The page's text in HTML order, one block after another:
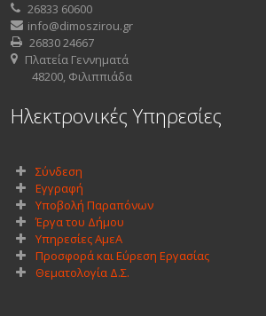
26833 60600
info@dimoszirou.gr
26830 24667
Πλατεία Γεννηματά
48200, Φιλιππιάδα
Ηλεκτρονικές Υπηρεσίες
Σύνδεση
Εγγραφή
Υποβολή Παραπόνων
Έργα του Δήμου
Υπηρεσίες ΑμεΑ
Προσφορά και Εύρεση Εργασίας
Θεματολογία Δ.Σ.